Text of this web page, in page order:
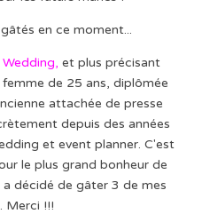
en ce moment...
et plus précisant
de 25 ans, diplômée
attachée de presse
depuis des années
et event planner. C'est
le plus grand bonheur de
décidé de gâter 3 de mes
Merci !!!